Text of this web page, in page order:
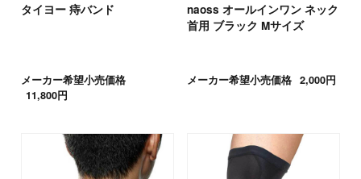
タイヨー 痔バンド
メーカー希望小売価格
11,800円
naoss オールインワン ネック
首用 ブラック Mサイズ
メーカー希望小売価格 2,000円